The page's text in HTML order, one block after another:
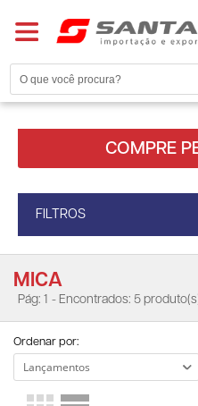
COMPRE
FILTROS
MICA
Pág: 1 - Encontrados: 5
Ordenar por: